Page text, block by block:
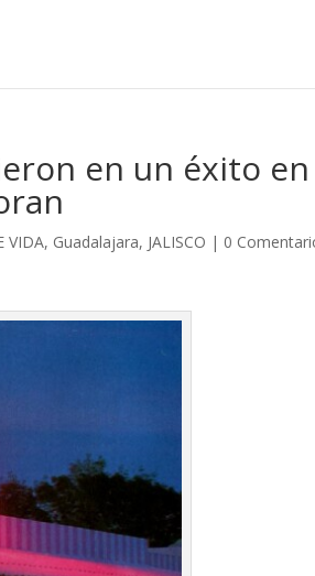
en un éxito en
VIDA, Guadalajara, JALISCO | 0